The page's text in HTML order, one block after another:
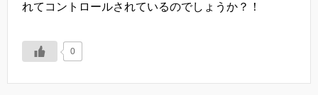
れてコントロールされているのでしょうか？！
0